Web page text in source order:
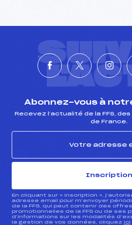
Abonnez-vous à
Recevez l’actualité de la FFS,
de France.
Inscription
En cliquant sur « inscription »,
adresse email pour m’envoyer
de la FFS, qui peut contenir des
promotionnelles de la FFS ou de ses
d’informations sur les modalités
la gestion de vos données, cliquez ici